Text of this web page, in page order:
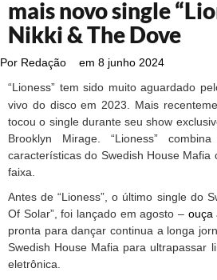
mais novo single
Nikki & The Dove
Por Redação em 8 junho 2024
“Lioness” tem sido muito aguardado
vivo do disco em 2023. Mais
tocou o single durante seu show
Brooklyn Mirage. “Lioness”
características do Swedish House Mafia
faixa.
Antes de “Lioness”, o último single do
Of Solar”, foi lançado em agosto – ouça
pronta para dançar continua a longa
Swedish House Mafia para ultrapassar
eletrônica.